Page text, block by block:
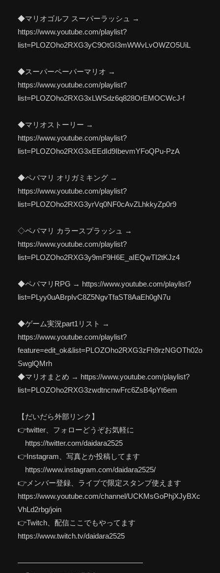
◆マリオゴルフ スーパーラッシュ →
https://www.youtube.com/playlist?
list=PLOZOho2RXG3yC9OtGI3mWWvLvOWZO5UiL
◆スーパーペーパーマリオ →
https://www.youtube.com/playlist?
list=PLOZOho2RXG3xLWSdz6q828OrEMOCWcJ-f
◆マリオストーリー →
https://www.youtube.com/playlist?
list=PLOZOho2RXG3xEEdId9IbevmYFoQPu-PzA
◆ペパマリ オリガミキング →
https://www.youtube.com/playlist?
list=PLOZOho2RXG3yrVq0NF0cAvZLhkkyZp0r9
◇ペパマリ カラースプラッシュ →
https://www.youtube.com/playlist?
list=PLOZOho2RXG3y9mF9H6E_aIEQwTI2tKJz4
◆ペパマリRPG → https://www.youtube.com/playlist?
list=PLyy0uABrpIvC8Z5NgvTfaST8AaEh0gN7u
◆ゲーム実況part1リスト →
https://www.youtube.com/playlist?
feature=edit_ok&list=PLOZOho2RXG3zFh9rzNGOTh02o
SwglQMrh
◆マリオまとめ → https://www.youtube.com/playlist?
list=PLOZOho2RXG3zwdtncnwFrc6ZsB4pYt6em
【だいだら外部リンク】
👉twitter、フォローどうぞお気軽に
https://twitter.com/daidara2525
👉Instagram、写真とか投稿してます
https://www.instagram.com/daidara2525/
👉メンバー登録、ライブで限定スタンプ使えます
https://www.youtube.com/channel/UCKMsGoPhjXJyBXc
VhLd2rbg/join
👉Twitch、配信ここでもやってます
https://www.twitch.tv/daidara2525
—————————————————